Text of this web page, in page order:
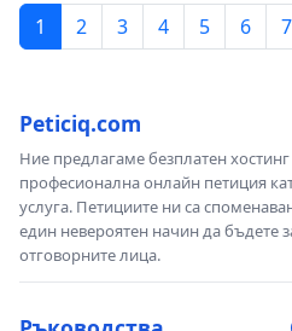
1 2 3 4 5 6 7
Peticiq.com
Ние предлагаме безплатен
професионална онлайн петиция
услуга. Петициите ни са
един невероятен начин да бъдете
отговорните лица.